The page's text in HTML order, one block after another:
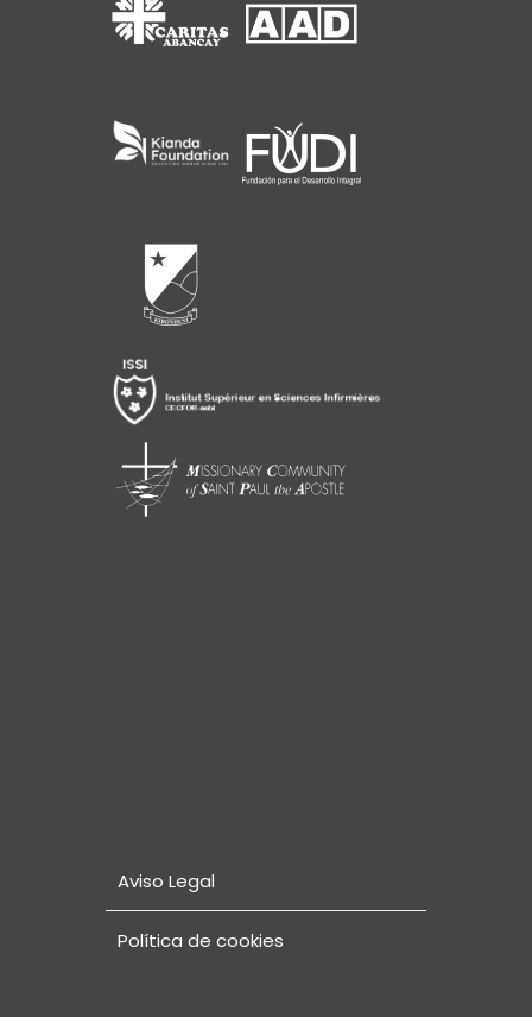
Aviso Legal
Política de cookies